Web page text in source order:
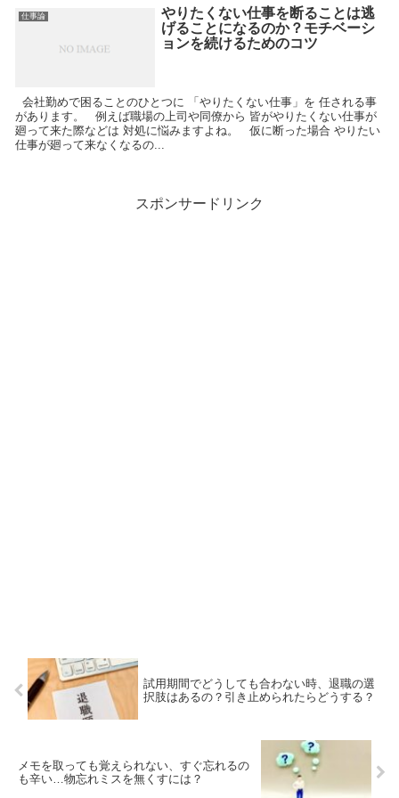
仕事論
やりたくない仕事を断ることは逃
げることになるのか？モチベーシ
ョンを続けるためのコツ
会社勤めで困ることのひとつに 「やりたくない仕事」を 任される事
があります。 例えば職場の上司や同僚から 皆がやりたくない仕事が
廻って来た際などは 対処に悩みますよね。 仮に断った場合 やりたい
仕事が廻って来なくなるの...
スポンサードリンク
試用期間でどうしても合わない時、退職の選
択肢はあるの？引き止められたらどうする？
メモを取っても覚えられない、すぐ忘れるの
も辛い…物忘れミスを無くすには？